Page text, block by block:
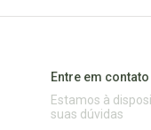
Entre em contato
Estamos à
suas dúvidas